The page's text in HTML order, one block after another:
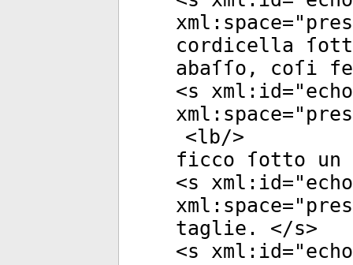
xml:space="
cordicella
abaſſo, coſi
<s xml:id="
xml:space="
<lb/>
ficco ſotto un
<s xml:id="
xml:space="
taglie. </s>
<s xml:id="